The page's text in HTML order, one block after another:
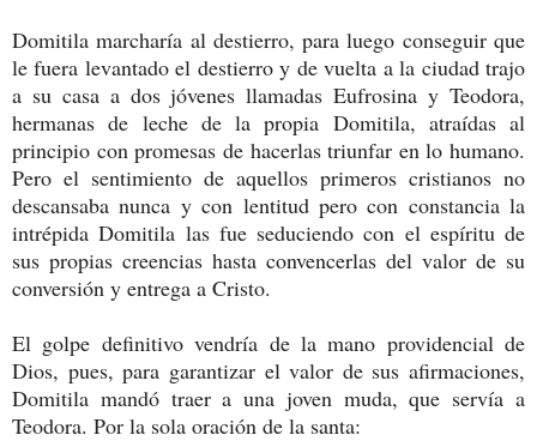
Domitila marcharía al destierro, para luego conseguir que
le fuera levantado el destierro y de vuelta a la ciudad trajo
a su casa a dos jóvenes llamadas Eufrosina y Teodora,
hermanas de leche de la propia Domitila, atraídas al
principio con promesas de hacerlas triunfar en lo humano.
Pero el sentimiento de aquellos primeros cristianos no
descansaba nunca y con lentitud pero con constancia la
intrépida Domitila las fue seduciendo con el espíritu de
sus propias creencias hasta convencerlas del valor de su
conversión y entrega a Cristo.
El golpe definitivo vendría de la mano providencial de
Dios, pues, para garantizar el valor de sus afirmaciones,
Domitila mandó traer a una joven muda, que servía a
Teodora. Por la sola oración de la santa: